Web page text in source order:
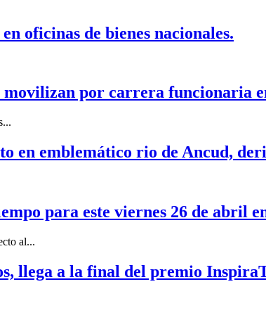
oficinas de bienes nacionales.
movilizan por carrera funcionaria
en emblemático rio de Ancud,
para este viernes 26 de abril
al...
llega a la final del premio